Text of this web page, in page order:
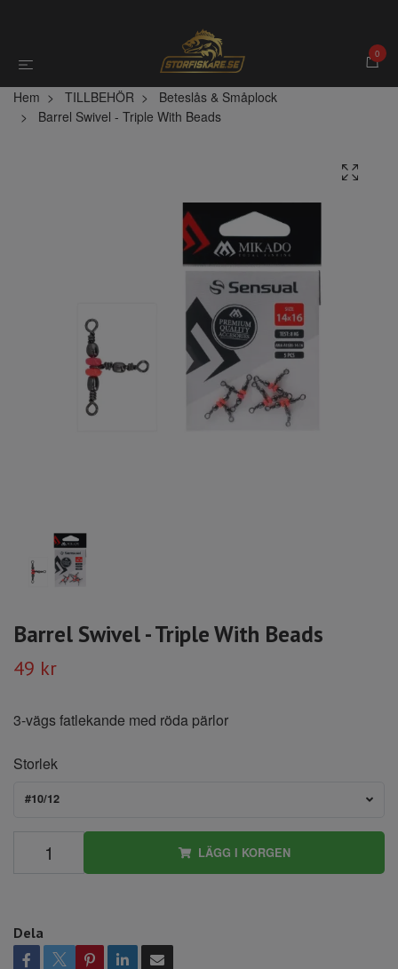
0
Hem TILLBEHÖR
Beteslås & Småplock
Barrel Swivel - Triple With Beads
Barrel Swivel - Triple With Beads
49 kr
3-vägs fatlekande med röda pärlor
Storlek
#10/12
LÄGG I KORGEN
Dela